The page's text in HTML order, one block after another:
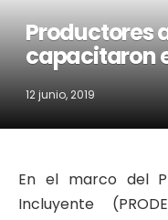
Productores
capacitaron
12 junio, 2019
En el marco del
Incluyente